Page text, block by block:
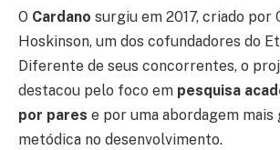
O Cardano surgiu em 2017, criado por
Hoskinson, um dos cofundadores do
Diferente de seus concorrentes, o
destacou pelo foco em pesquisa
por pares e por uma abordagem mais
metódica no desenvolvimento.